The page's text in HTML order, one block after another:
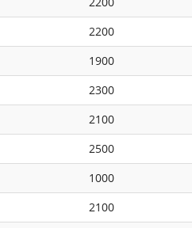
2200
1900
2300
2100
2500
1000
2100